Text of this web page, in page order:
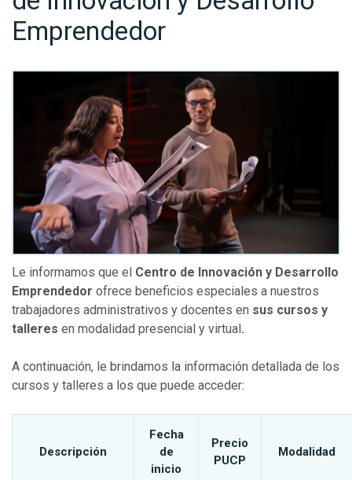
Emprendedor
Le informamos que el Centro de Innovación y Desarrollo
Emprendedor ofrece beneficios especiales a nuestros
trabajadores administrativos y docentes en sus cursos y
talleres en modalidad presencial y virtual.
A continuación, le brindamos la información detallada de los
cursos y talleres a los que puede acceder:
Descripción
Fecha
de
inicio
Precio
PUCP
Modalidad